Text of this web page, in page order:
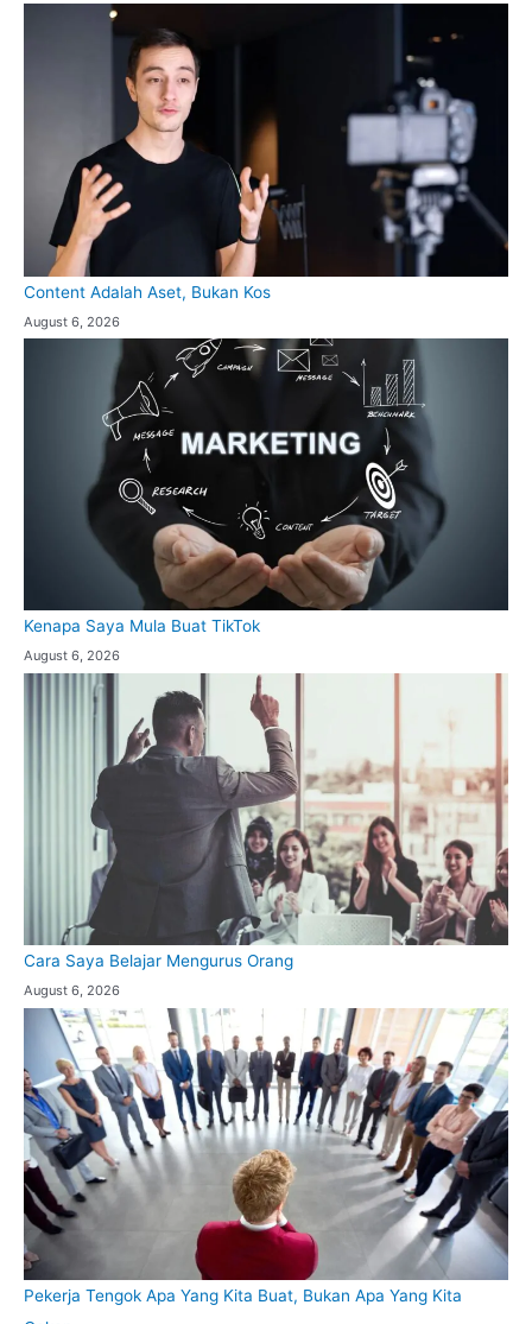
Content Adalah Aset, Bukan Kos
August 6, 2026
Kenapa Saya Mula Buat TikTok
August 6, 2026
Cara Saya Belajar Mengurus Orang
August 6, 2026
Pekerja Tengok Apa Yang Kita Buat, Bukan Apa Yang Kita